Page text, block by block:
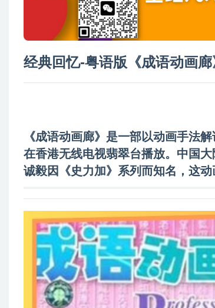
经典回忆-粤语版《成语动画
《成语动画廊》是一部以动画手法
在香港无线电视翡翠台播放。中国
诚毅因《史力加》系列而知名，这